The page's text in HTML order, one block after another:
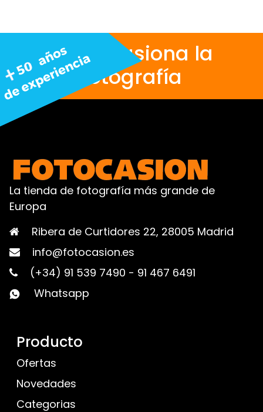
Nos apasiona la
fotografía
La tienda de fotografía más grande de
Europa
Ribera de Curtidores 22, 28005 Madrid
info@fotocasion.es
(+34) 91 539 7490 - 91 467 6491
Whatsapp
Producto
Ofertas
Novedades
Categorias